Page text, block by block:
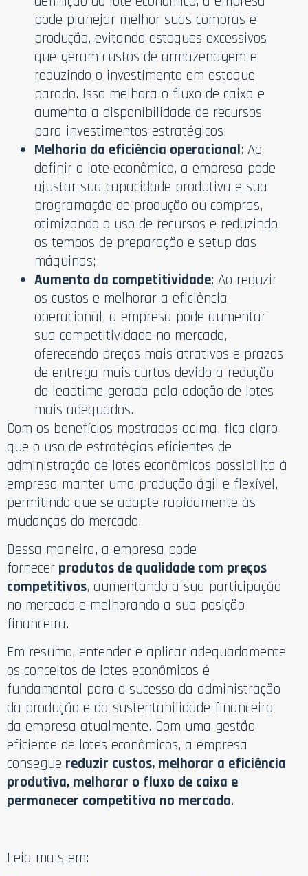
pode planejar melhor suas compras e
produção, evitando estoques excessivos
que geram custos de armazenagem e
reduzindo o investimento em estoque
parado. Isso melhora o fluxo de caixa e
aumenta a disponibilidade de recursos
para investimentos estratégicos;
Melhoria da eficiência operacional: Ao
definir o lote econômico, a empresa pode
ajustar sua capacidade produtiva e sua
programação de produção ou compras,
otimizando o uso de recursos e reduzindo
os tempos de preparação e setup das
máquinas;
Aumento da competitividade: Ao reduzir
os custos e melhorar a eficiência
operacional, a empresa pode aumentar
sua competitividade no mercado,
oferecendo preços mais atrativos e prazos
de entrega mais curtos devido a redução
do leadtime gerada pela adoção de lotes
mais adequados.
Com os benefícios mostrados acima, fica claro
que o uso de estratégias eficientes de
administração de lotes econômicos possibilita à
empresa manter uma produção ágil e flexível,
permitindo que se adapte rapidamente às
mudanças do mercado.
Dessa maneira, a empresa pode
fornecer produtos de qualidade com preços
competitivos, aumentando a sua participação
no mercado e melhorando a sua posição
financeira.
Em resumo, entender e aplicar adequadamente
os conceitos de lotes econômicos é
fundamental para o sucesso da administração
da produção e da sustentabilidade financeira
da empresa atualmente. Com uma gestão
eficiente de lotes econômicos, a empresa
consegue reduzir custos, melhorar a eficiência
produtiva, melhorar o fluxo de caixa e
permanecer competitiva no mercado.
Leia mais em: